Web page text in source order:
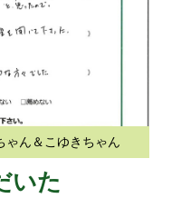
ゃん＆こゆきちゃん
いた